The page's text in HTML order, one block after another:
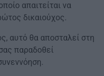
απαιτείται να
δικαιούχος.
αυτό θα αποσταλεί στη
παραδοθεί